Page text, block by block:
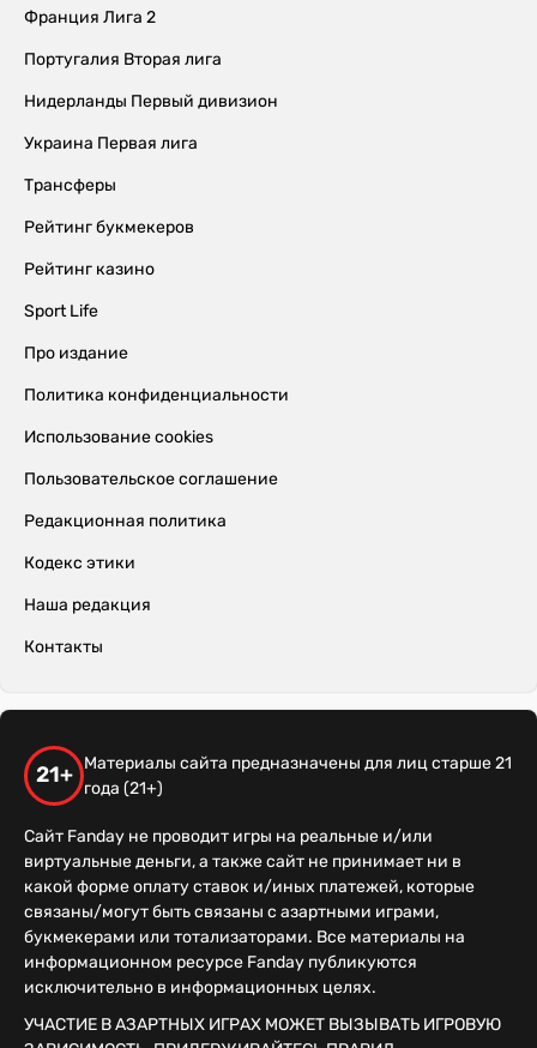
Франция Лига 2
Португалия Вторая лига
Нидерланды Первый дивизион
Украина Первая лига
Трансферы
Рейтинг букмекеров
Рейтинг казино
Sport Life
Про издание
Политика конфиденциальности
Использование cookies
Пользовательское соглашение
Редакционная политика
Кодекс этики
Наша редакция
Контакты
21+
Материалы сайта предназначены для лиц старше 21
года (21+)
Сайт Fanday не проводит игры на реальные и/или
виртуальные деньги, а также сайт не принимает ни в
какой форме оплату ставок и/иных платежей, которые
связаны/могут быть связаны с азартными играми,
букмекерами или тотализаторами. Все материалы на
информационном ресурсе Fanday публикуются
исключительно в информационных целях.
УЧАСТИЕ В АЗАРТНЫХ ИГРАХ МОЖЕТ ВЫЗЫВАТЬ ИГРОВУЮ